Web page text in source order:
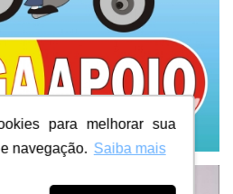
para melhorar sua
navegação. Saiba mais